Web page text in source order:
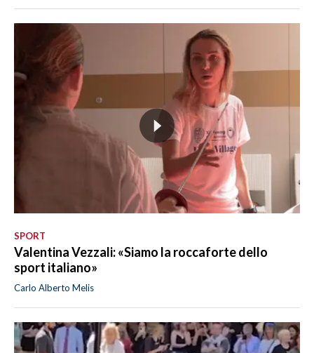
SPORT
Valentina Vezzali: «Siamo la roccaforte dello
sport italiano»
Carlo Alberto Melis